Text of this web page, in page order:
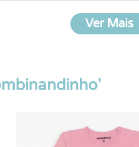
Ver Mais